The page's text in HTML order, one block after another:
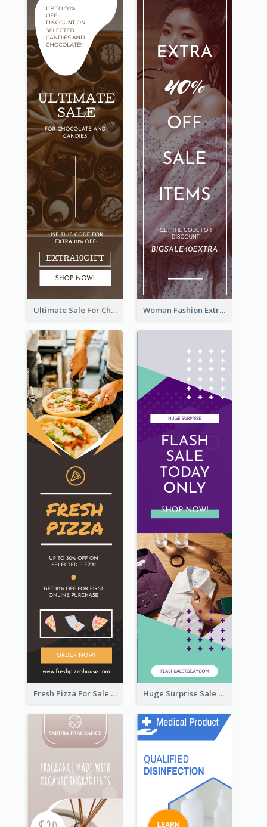
Ultimate Sale For Chocolate And Candies Wide Skyscraper Banner Woman Fashion Extra Sale Wide Skyscraper Banner
Fresh Pizza For Sale Promotion Wide Skyscraper Banner Huge Surprise Sale For Today Wide Skyscraper Banner